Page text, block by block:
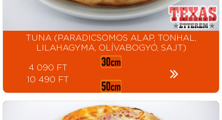
TUNA (PARADICSOMOS ALAP, TONHAL,
LILAHAGYMA, OLÍVABOGYÓ, SAJT)
4 090 FT
10 490 FT